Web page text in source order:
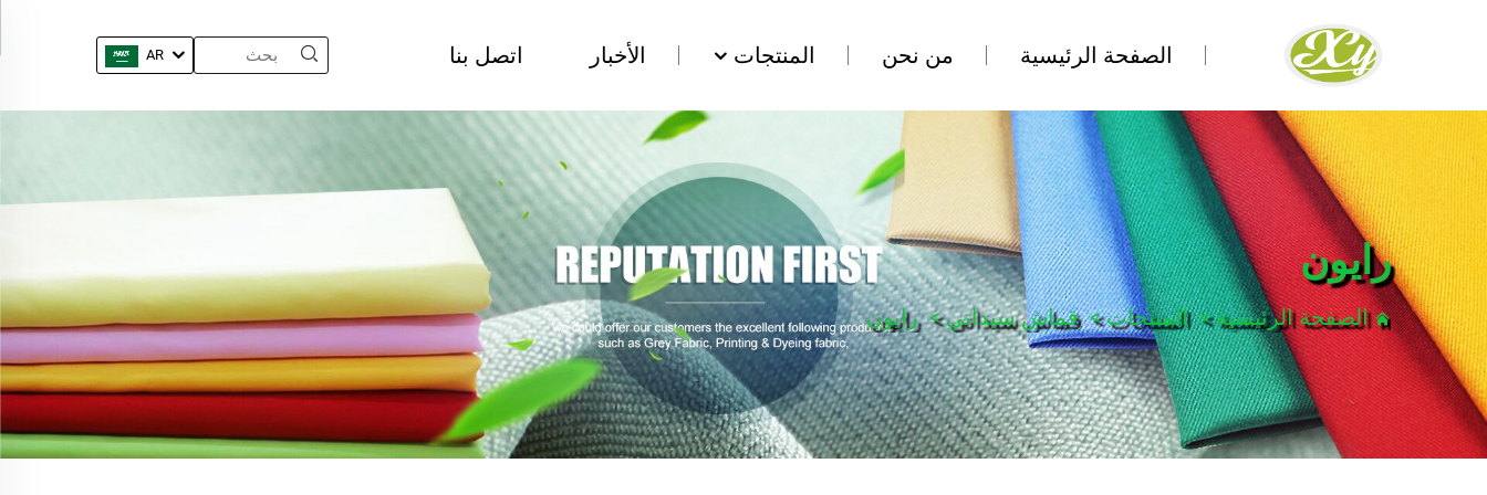
الصفحة الرئيسية من نحن المنتجات الأخبار اتصل بنا AR
رايون
الصفحة الرئيسية>المنتجات>قماش سيداتي>رايون